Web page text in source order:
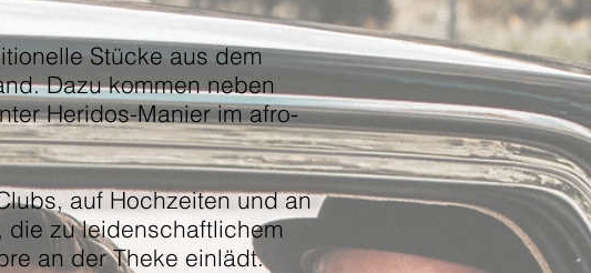
Stücke aus dem
Dazu kommen neben
Heridos-Manier im afro-
auf Hochzeiten und an
zu leidenschaftlichem
an der Theke einlädt.